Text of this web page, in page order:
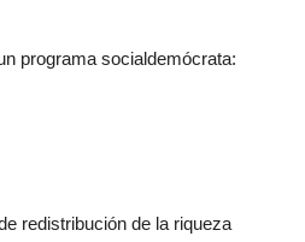
programa socialdemócrata:
redistribución de la riqueza